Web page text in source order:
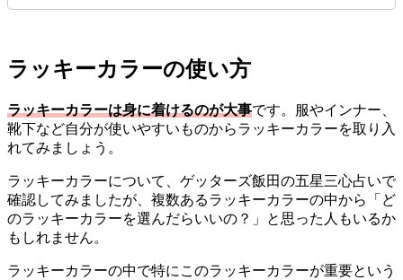
ラッキーカラーの使い方
ラッキーカラーは身に着けるのが大事です。服やインナー、
靴下など自分が使いやすいものからラッキーカラーを取り入
れてみましょう。
ラッキーカラーについて、ゲッターズ飯田の五星三心占いで
確認してみましたが、複数あるラッキーカラーの中から「ど
のラッキーカラーを選んだらいいの？」と思った人もいるか
もしれません。
ラッキーカラーの中で特にこのラッキーカラーが重要という